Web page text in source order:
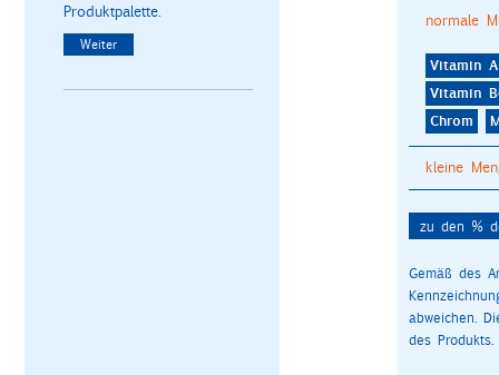
Produktpalette.
Weiter
normale
Vitamin A
Vitamin
Chrom
kleine
Calcium
Kupfer
zu den %
Gemäß des
abweichen.
des Produkts.